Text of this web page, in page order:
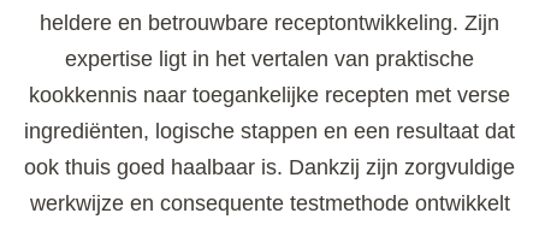
heldere en betrouwbare receptontwikkeling. Zijn
expertise ligt in het vertalen van praktische
kookkennis naar toegankelijke recepten met verse
ingrediënten, logische stappen en een resultaat dat
ook thuis goed haalbaar is. Dankzij zijn zorgvuldige
werkwijze en consequente testmethode ontwikkelt